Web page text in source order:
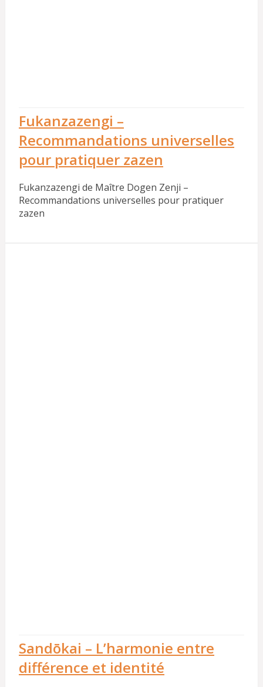
Fukanzazengi –
Recommandations universelles
pour pratiquer zazen
Fukanzazengi de Maître Dogen Zenji –
Recommandations universelles pour pratiquer
zazen
Sandōkai – L’harmonie entre
différence et identité